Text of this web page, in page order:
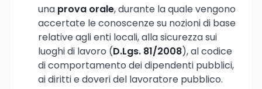
una prova orale, durante la quale vengono
accertate le conoscenze su nozioni di base
relative agli enti locali, alla sicurezza sui
luoghi di lavoro (D.Lgs. 81/2008), al codice
di comportamento dei dipendenti pubblici,
ai diritti e doveri del lavoratore pubblico.